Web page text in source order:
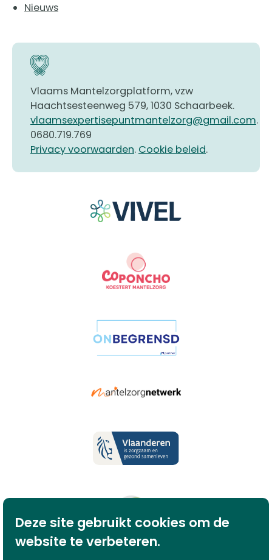
Nieuws
Vlaams Mantelzorgplatform, vzw
Haachtsesteenweg 579, 1030 Schaarbeek.
vlaamsexpertisepuntmantelzorg@gmail.com.
0680.719.769
Privacy voorwaarden. Cookie beleid.
Deze site gebruikt cookies om de
website te verbeteren.